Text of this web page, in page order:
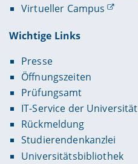
Virtueller Campus
Wichtige Links
Presse
Öffnungszeiten
Prüfungsamt
IT-Service der Universität
Rückmeldung
Studierendenkanzlei
Universitätsbibliothek